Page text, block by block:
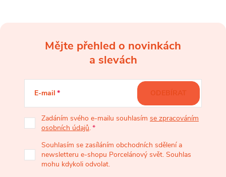
Mějte přehled o novinkách
a slevách
E-mail
Zadáním svého e-mailu souhlasím se zpracováním
osobních údajů.
Souhlasím se zasíláním obchodních sdělení a
newsletteru e-shopu Porcelánový svět. Souhlas
mohu kdykoli odvolat.
ODEBÍRAT